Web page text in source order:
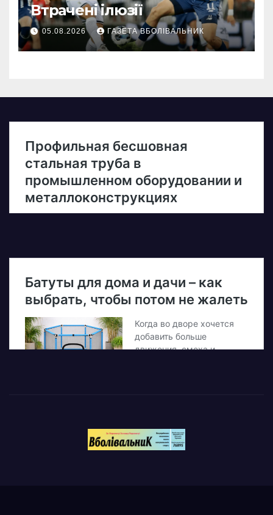
Втрачені ілюзії
05.08.2026 ГАЗЕТА ВБОЛІВАЛЬНИК